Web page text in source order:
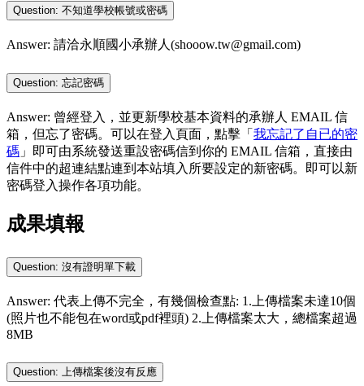
Question: 不知道學校帳號或密碼
Answer: 請洽永順國小承辦人(shooow.tw@gmail.com)
Question: 忘記密碼
Answer: 曾經登入，並更新學校基本資料的承辦人 EMAIL 信
箱，但忘了密碼。可以在登入頁面，點擊「 我忘記了自已的密
碼 」即可由系統發送重設密碼信到你的 EMAIL 信箱，直接由
信件中的超連結點連到本站填入所要設定的新密碼。即可以新
密碼登入操作各項功能。
成果填報
Question: 沒有證明單下載
Answer: 代表上傳不完全，有幾個檢查點: 1.上傳檔案未達10個
(照片也不能包在word或pdf裡頭) 2.上傳檔案太大，總檔案超過
8MB
Question: 上傳檔案後沒有反應